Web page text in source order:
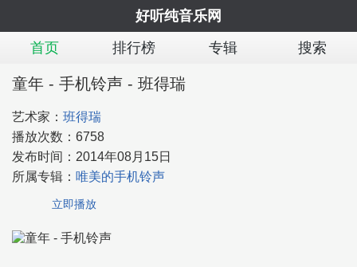
好听纯音乐网
首页
排行榜 专辑 搜索
童年 - 手机铃声 - 班得瑞
艺术家： 班得瑞
播放次数： 6758
发布时间： 2014年08月15日
所属专辑： 唯美的手机铃声
立即播放